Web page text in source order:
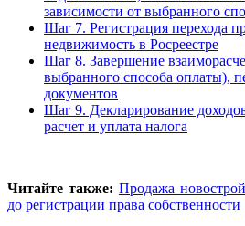
зависимости от выбранного
Шаг 7. Регистрация перехода
недвижимость в Росреестре
Шаг 8. Завершение
выбранного способа оплаты),
документов
Шаг 9. Декларирование
расчет и уплата налога
Читайте также: Продажа
до регистрации права собственности